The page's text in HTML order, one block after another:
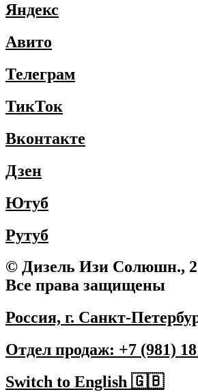
Яндекс
Авито
Телеграм
ТикТок
Вконтакте
Дзен
Ютуб
Рутуб
© Дизель Изи Солюшн.,
Все права защищены
Россия, г. Санкт-
Отдел продаж: +7 (981)
Switch to English 🇬🇧